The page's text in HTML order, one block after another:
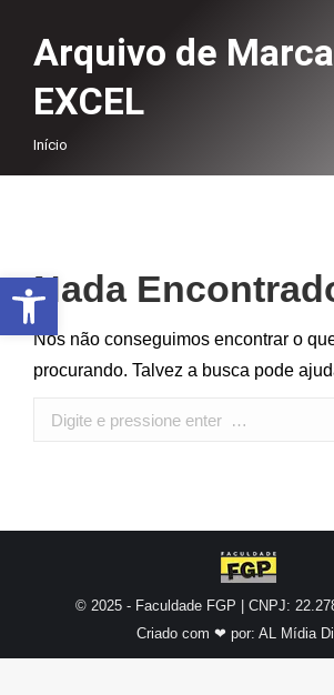
Arquivo de
EXCEL
Você está aqui:
Início
Nada
Nós não conseguimos encontrar o
procurando. Talvez a busca pode
Search:
© 2025 - Faculdade FGP | CNPJ:
Criado com ❤ por: AL Mídia
Abrir a barra de